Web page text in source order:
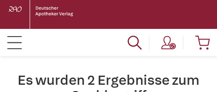
Es wurden 2 Ergebnisse zum